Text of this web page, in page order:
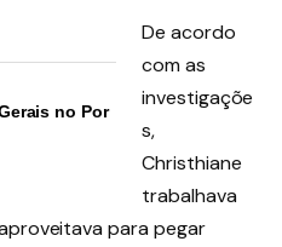
no Por
De acordo
com as
investigaçõe
s,
Christhiane
trabalhava
para pegar